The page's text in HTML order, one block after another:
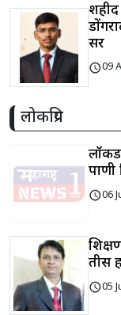
शहीद
सर
schedule09
लोकप्रिय
schedule06
तीस
schedule05